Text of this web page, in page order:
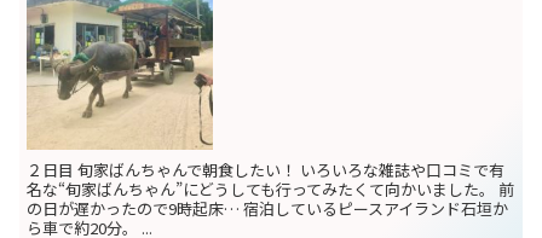
２日目 旬家ばんちゃんで朝食したい！ いろいろな雑誌や口コミで有
名な“旬家ばんちゃん”にどうしても行ってみたくて向かいました。 前
の日が遅かったので9時起床… 宿泊しているピースアイランド石垣か
ら車で約20分。 ...